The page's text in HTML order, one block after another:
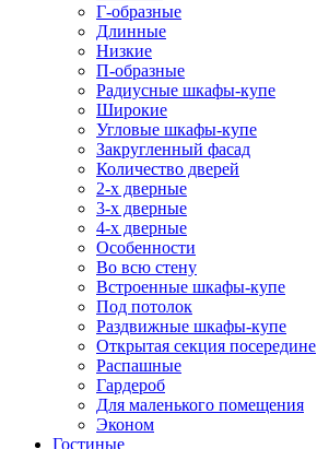
Г-образные
Длинные
Низкие
П-образные
Радиусные шкафы-купе
Широкие
Угловые шкафы-купе
Закругленный фасад
Количество дверей
2-х дверные
3-х дверные
4-х дверные
Особенности
Во всю стену
Встроенные шкафы-купе
Под потолок
Раздвижные шкафы-купе
Открытая секция посередине
Распашные
Гардероб
Для маленького помещения
Эконом
Гостиные